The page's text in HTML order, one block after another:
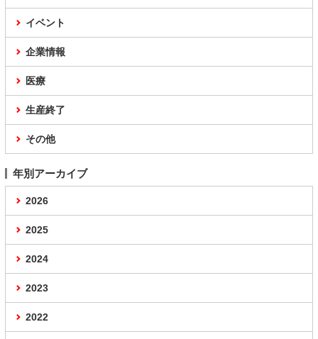
イベント
企業情報
医療
生産終了
その他
年別アーカイブ
2026
2025
2024
2023
2022